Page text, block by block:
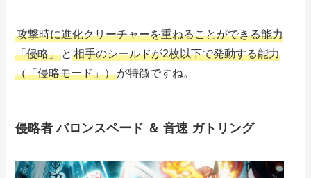
攻撃時に進化クリーチャーを重ねることができる能力
「侵略」 と相手のシールドが2枚以下で発動する能力
（「侵略モード」）が特徴ですね。
侵略者 バロンスペード ＆ 音速 ガトリング